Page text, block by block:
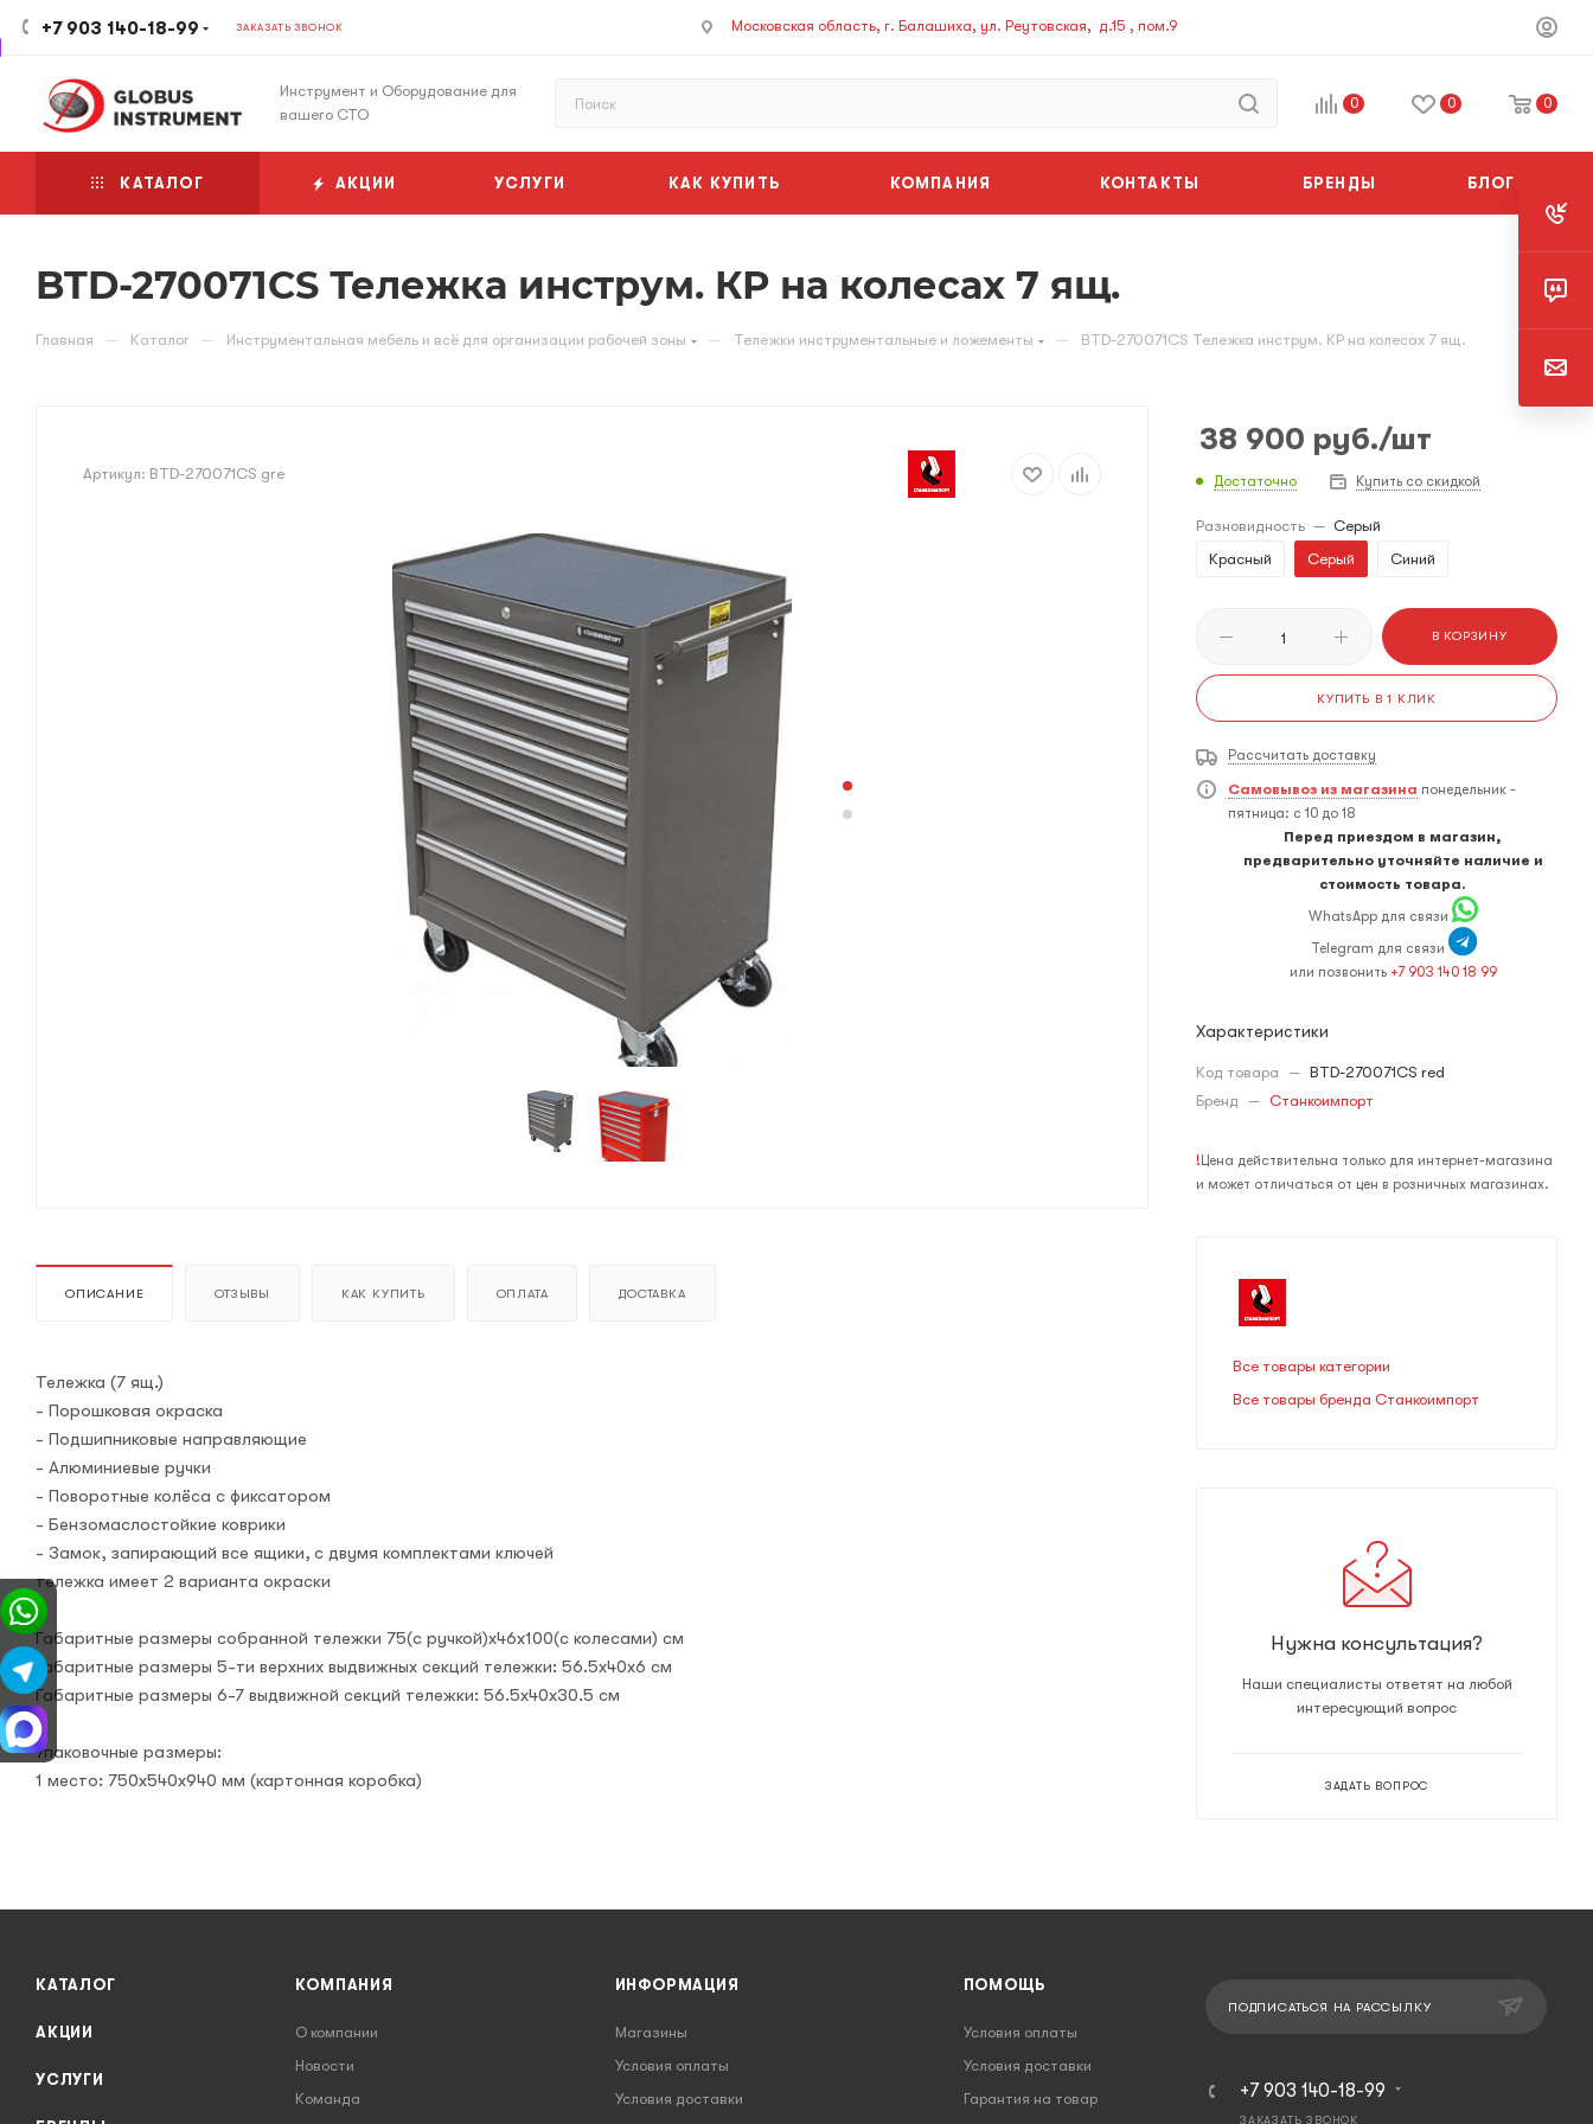
+7 903 140-18-99 ЗАКАЗАТЬ ЗВОНОК Московская область, г. Балашиха, ул. Реутовская, д.15 , пом.9
Инструмент и Оборудование для
вашего СТО
0 0 0
КАТАЛОГ АКЦИИ УСЛУГИ КАК КУПИТЬ КОМПАНИЯ КОНТАКТЫ БРЕНДЫ БЛОГ
BTD-270071CS Тележка инструм. КР на колесах 7 ящ.
Главная — Каталог — Инструментальная мебель и всё для организации рабочей зоны — Тележки инструментальные и ложементы — BTD-270071CS Тележка инструм. КР на колесах 7 ящ.
Артикул: BTD-270071CS gre
ОПИСАНИЕ ОТЗЫВЫ КАК КУПИТЬ ОПЛАТА ДОСТАВКА
Тележка (7 ящ.)
- Порошковая окраска
- Подшипниковые направляющие
- Алюминиевые ручки
- Поворотные колёса с фиксатором
- Бензомаслостойкие коврики
- Замок, запирающий все ящики, с двумя комплектами ключей
тележка имеет 2 варианта окраски
Габаритные размеры собранной тележки 75(с ручкой)х46х100(с колесами) см
Габаритные размеры 5-ти верхних выдвижных секций тележки: 56.5x40x6 см
Габаритные размеры 6-7 выдвижной секций тележки: 56.5x40x30.5 см
Упаковочные размеры:
1 место: 750х540х940 мм (картонная коробка)
38 900 руб./шт
Достаточно Купить со скидкой
Разновидность — Серый
Красный
Серый Синий
В КОРЗИНУ
КУПИТЬ В 1 КЛИК
Рассчитать доставку
Самовывоз из магазина понедельник -
пятница: с 10 до 18
Перед приездом в магазин,
предварительно уточняйте наличие и
стоимость товара.
WhatsApp для связи
Telegram для связи
или позвонить +7 903 140 18 99
Характеристики
Код товара — BTD-270071CS red
Бренд — Станкоимпорт
! Цена действительна только для интернет-магазина
и может отличаться от цен в розничных магазинах.
Все товары категории
Все товары бренда Станкоимпорт
Нужна консультация?
Наши специалисты ответят на любой
интересующий вопрос
ЗАДАТЬ ВОПРОС
КАТАЛОГ
АКЦИИ
УСЛУГИ
КОМПАНИЯ
О компании
Новости
Команда
ИНФОРМАЦИЯ
Магазины
Условия оплаты
Условия доставки
ПОМОЩЬ
Условия оплаты
Условия доставки
Гарантия на товар
ПОДПИСАТЬСЯ НА РАССЫЛКУ
+7 903 140-18-99
ЗАКАЗАТЬ ЗВОНОК